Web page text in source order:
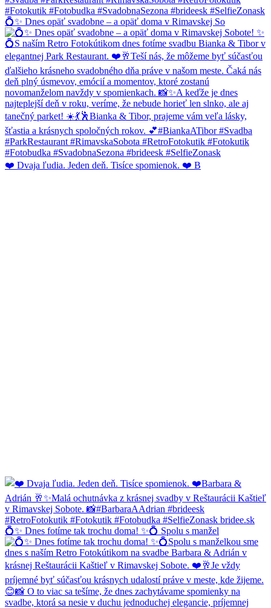
💍✨ Dnes opäť svadobne – a opäť doma v Rimavskej So
❤️ Dvaja ľudia. Jeden deň. Tisíce spomienok. ❤️ B
💍✨ Dnes fotíme tak trochu doma! ✨💍 Spolu s manžel